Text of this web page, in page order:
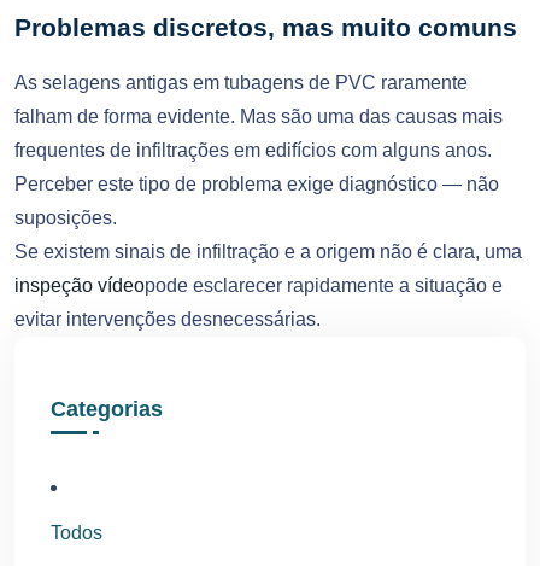
Problemas discretos, mas muito comuns
As selagens antigas em tubagens de PVC raramente
falham de forma evidente. Mas são uma das causas mais
frequentes de infiltrações em edifícios com alguns anos.
Perceber este tipo de problema exige diagnóstico — não
suposições.
Se existem sinais de infiltração e a origem não é clara, uma
inspeção vídeopode esclarecer rapidamente a situação e
evitar intervenções desnecessárias.
Categorias
Todos